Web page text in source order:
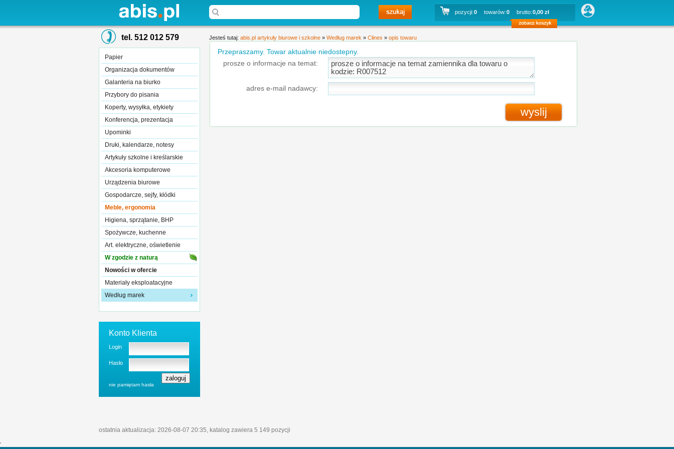
pozycji:0 towarów:0 brutto:0,00 zł
tel. 512 012 579
Papier
Organizacja dokumentów
Galanteria na biurko
Przybory do pisania
Koperty, wysyłka, etykiety
Konferencja, prezentacja
Upominki
Druki, kalendarze, notesy
Artykuły szkolne i kreślarskie
Akcesoria komputerowe
Urządzenia biurowe
Gospodarcze, sejfy, kłódki
Meble, ergonomia
Higiena, sprzątanie, BHP
Spożywcze, kuchenne
Art. elektryczne, oświetlenie
W zgodzie z naturą
Nowości w ofercie
Materiały eksploatacyjne
Według marek
Konto Klienta
Login
Hasło
nie pamiętam hasła
Jesteś tutaj: abis.pl artykuły biurowe i szkolne » Według marek » Clinex » opis towaru
Przepraszamy. Towar aktualnie niedostepny.
prosze o informacje na temat:
adres e-mail nadawcy:
ostatnia aktualizacja: 2026-08-07 20:35, katalog zawiera 5 149 pozycji
'